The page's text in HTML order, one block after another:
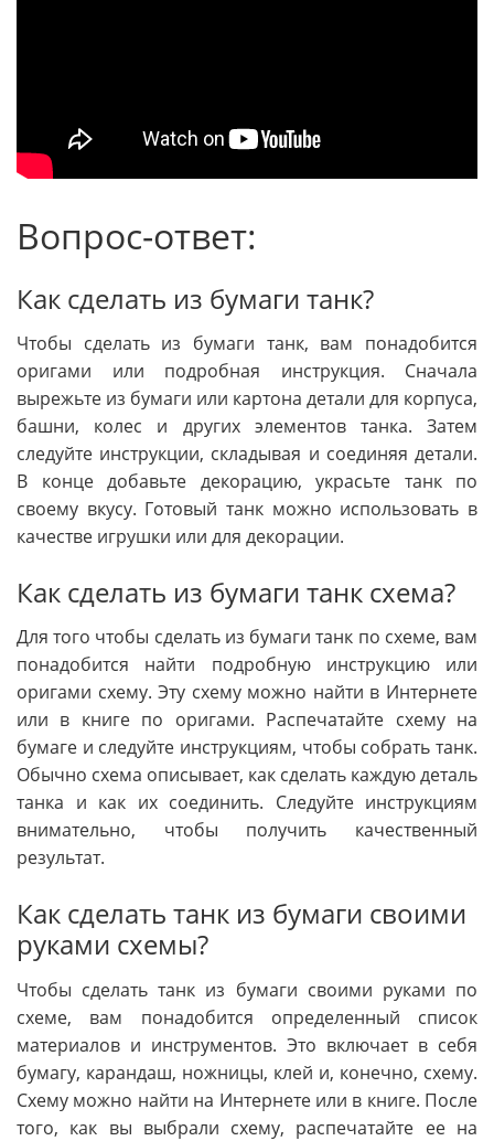
Вопрос-ответ:
Как сделать из бумаги танк?
Чтобы сделать из бумаги танк, вам понадобится
оригами или подробная инструкция. Сначала
вырежьте из бумаги или картона детали для корпуса,
башни, колес и других элементов танка. Затем
следуйте инструкции, складывая и соединяя детали.
В конце добавьте декорацию, украсьте танк по
своему вкусу. Готовый танк можно использовать в
качестве игрушки или для декорации.
Как сделать из бумаги танк схема?
Для того чтобы сделать из бумаги танк по схеме, вам
понадобится найти подробную инструкцию или
оригами схему. Эту схему можно найти в Интернете
или в книге по оригами. Распечатайте схему на
бумаге и следуйте инструкциям, чтобы собрать танк.
Обычно схема описывает, как сделать каждую деталь
танка и как их соединить. Следуйте инструкциям
внимательно, чтобы получить качественный
результат.
Как сделать танк из бумаги своими
руками схемы?
Чтобы сделать танк из бумаги своими руками по
схеме, вам понадобится определенный список
материалов и инструментов. Это включает в себя
бумагу, карандаш, ножницы, клей и, конечно, схему.
Схему можно найти на Интернете или в книге. После
того, как вы выбрали схему, распечатайте ее на